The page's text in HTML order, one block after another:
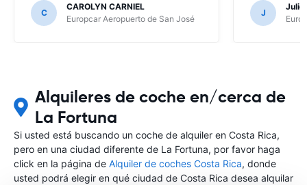
C
CAROLYN CARNIEL
Europcar Aeropuerto de San José
J
Julio
Alquileres de coche en/cerca de
La Fortuna
Si usted está buscando un coche de alquiler en Costa Rica,
pero en una ciudad diferente de La Fortuna, por favor haga
click en la página de Alquiler de coches Costa Rica, donde
usted podrá elegir en qué ciudad de Costa Rica desea alquilar